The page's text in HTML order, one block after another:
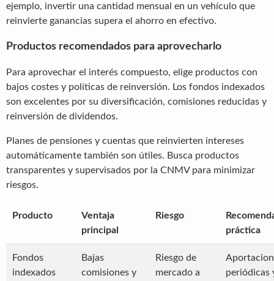
ejemplo, invertir una cantidad mensual en un vehículo que
reinvierte ganancias supera el ahorro en efectivo.
Productos recomendados para aprovecharlo
Para aprovechar el interés compuesto, elige productos con
bajos costes y políticas de reinversión. Los fondos indexados
son excelentes por su diversificación, comisiones reducidas y
reinversión de dividendos.
Planes de pensiones y cuentas que reinvierten intereses
automáticamente también son útiles. Busca productos
transparentes y supervisados por la CNMV para minimizar
riesgos.
Producto
Ventaja
principal
Riesgo
práctica
Fondos
indexados
Bajas
comisiones y
Riesgo de
mercado a
periódicas